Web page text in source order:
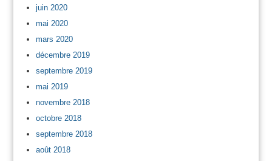
juin 2020
mai 2020
mars 2020
décembre 2019
septembre 2019
mai 2019
novembre 2018
octobre 2018
septembre 2018
août 2018